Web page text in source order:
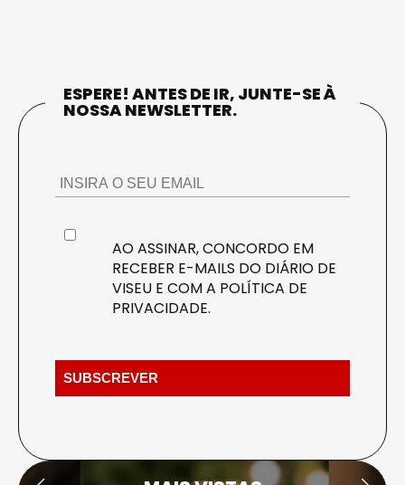
ESPERE! ANTES DE IR, JUNTE-SE À
NOSSA NEWSLETTER.
AO ASSINAR, CONCORDO EM
RECEBER E-MAILS DO DIÁRIO DE
VISEU E COM A POLÍTICA DE
PRIVACIDADE.